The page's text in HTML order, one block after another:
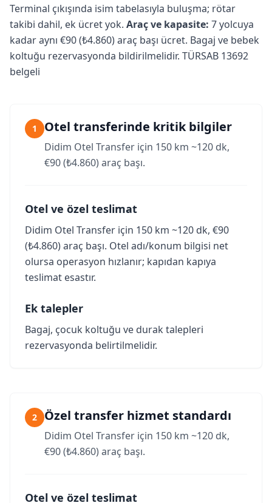
Terminal çıkışında isim tabelasıyla buluşma; rötar
takibi dahil, ek ücret yok. Araç ve kapasite: 7 yolcuya
kadar aynı €90 (₺4.860) araç başı ücret. Bagaj ve bebek
koltuğu rezervasyonda bildirilmelidir. TÜRSAB 13692
belgeli
1 Otel transferinde kritik bilgiler
Didim Otel Transfer için 150 km ~120 dk,
€90 (₺4.860) araç başı.
Otel ve özel teslimat
Didim Otel Transfer için 150 km ~120 dk, €90
(₺4.860) araç başı. Otel adı/konum bilgisi net
olursa operasyon hızlanır; kapıdan kapıya
teslimat esastır.
Ek talepler
Bagaj, çocuk koltuğu ve durak talepleri
rezervasyonda belirtilmelidir.
2 Özel transfer hizmet standardı
Didim Otel Transfer için 150 km ~120 dk,
€90 (₺4.860) araç başı.
Otel ve özel teslimat